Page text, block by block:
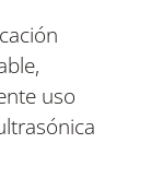
uso